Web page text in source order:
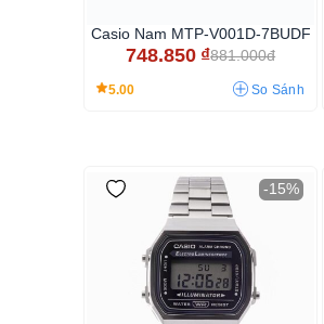
Casio Nam MTP-V001D-7BUDF
748.850 ₫881.000đ
5.00 So Sánh
-15%